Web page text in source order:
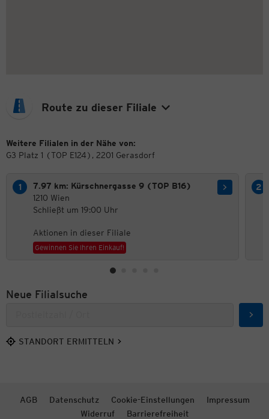
Route zu dieser Filiale
Weitere Filialen in der Nähe von:
G3 Platz 1 (TOP E124), 2201 Gerasdorf
7.97 km: Kürschnergasse 9 (TOP B16)
1210 Wien
Schließt um 19:00 Uhr
Aktionen in dieser Filiale
Gewinnen Sie Ihren Einkauf!
Neue Filialsuche
STANDORT ERMITTELN
AGB Datenschutz Cookie-Einstellungen
Impressum
Widerruf
Barrierefreiheit